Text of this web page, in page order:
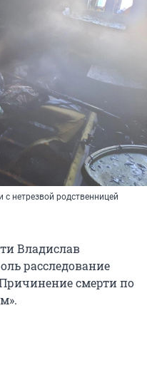
с нетрезвой родственницей
Владислав
расследование
смерти по